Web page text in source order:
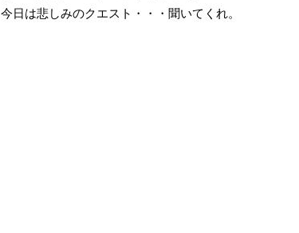
今日は悲しみのクエスト・・・聞いてくれ。